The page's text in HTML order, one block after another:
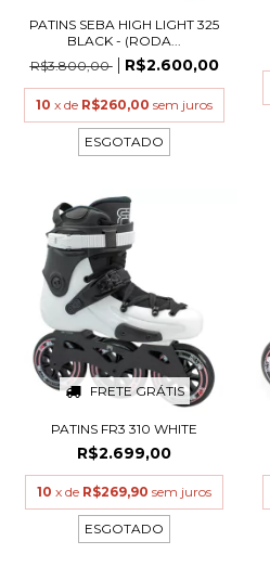
PATINS SEBA HIGH LIGHT 325
BLACK - (RODA...
R$3.800,00
R$2.600,00
10 x de R$260,00 sem juros
ESGOTADO
FRETE GRÁTIS
PATINS FR3 310 WHITE
R$2.699,00
10 x de R$269,90 sem juros
ESGOTADO